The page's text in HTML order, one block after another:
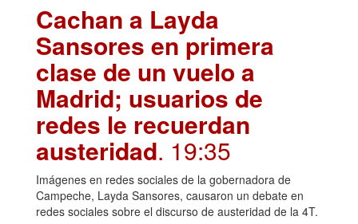
Cachan a Layda
Sansores en primera
clase de un vuelo a
Madrid; usuarios de
redes le recuerdan
austeridad. 19:35
Imágenes en redes sociales de la gobernadora de
Campeche, Layda Sansores, causaron un debate en
redes sociales sobre el discurso de austeridad de la 4T.